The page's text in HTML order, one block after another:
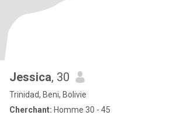
Jessica, 30
Trinidad, Beni, Bolivie
Cherchant: Homme 30 - 45